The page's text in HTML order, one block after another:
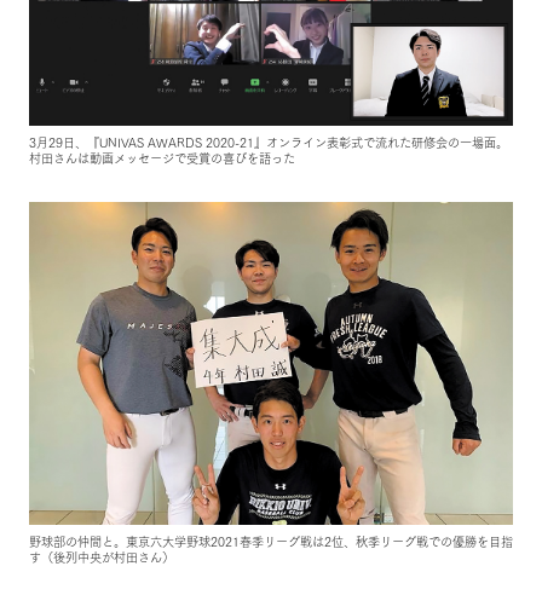
3月29日、『UNIVAS AWARDS 2020-21』オンライン表彰式で流れた研修会の一場面。
村田さんは動画メッセージで受賞の喜びを語った
野球部の仲間と。東京六大学野球2021春季リーグ戦は2位、秋季リーグ戦での優勝を目指
す（後列中央が村田さん）